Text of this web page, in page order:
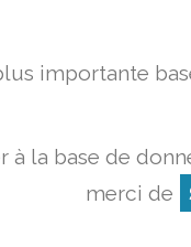
importante
à la base de
merci de